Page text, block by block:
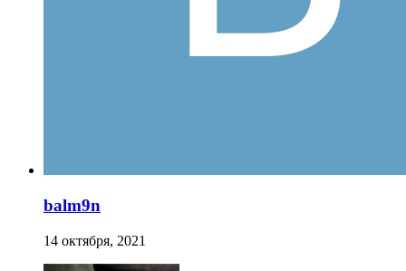
balm9n
14 октября, 2021